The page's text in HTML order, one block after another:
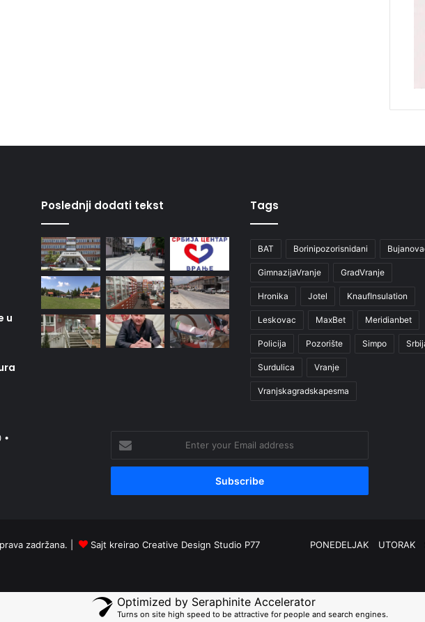
u
Poslednji dodati tekst Tags
BAT Borinipozorisnidani
GimnazijaVranje GradVranje
Hronika Jotel KnaufInsulation
Leskovac MaxBet Meridianbet
Policija Pozorište Simpo
Surdulica Vranje
Vranjskagradskapesma
•
your
Email
zadržana. | Sajt kreirao Creative Design Studio P77 PONEDELJAK UTORAK
Optimized by Seraphinite Accelerator
Turns on site high speed to be attractive for people and search engines.